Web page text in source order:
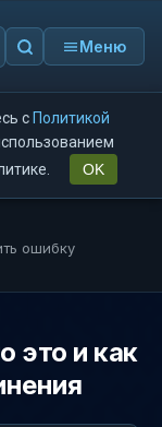
Меню
с Политикой
OK
ошибку
это и как